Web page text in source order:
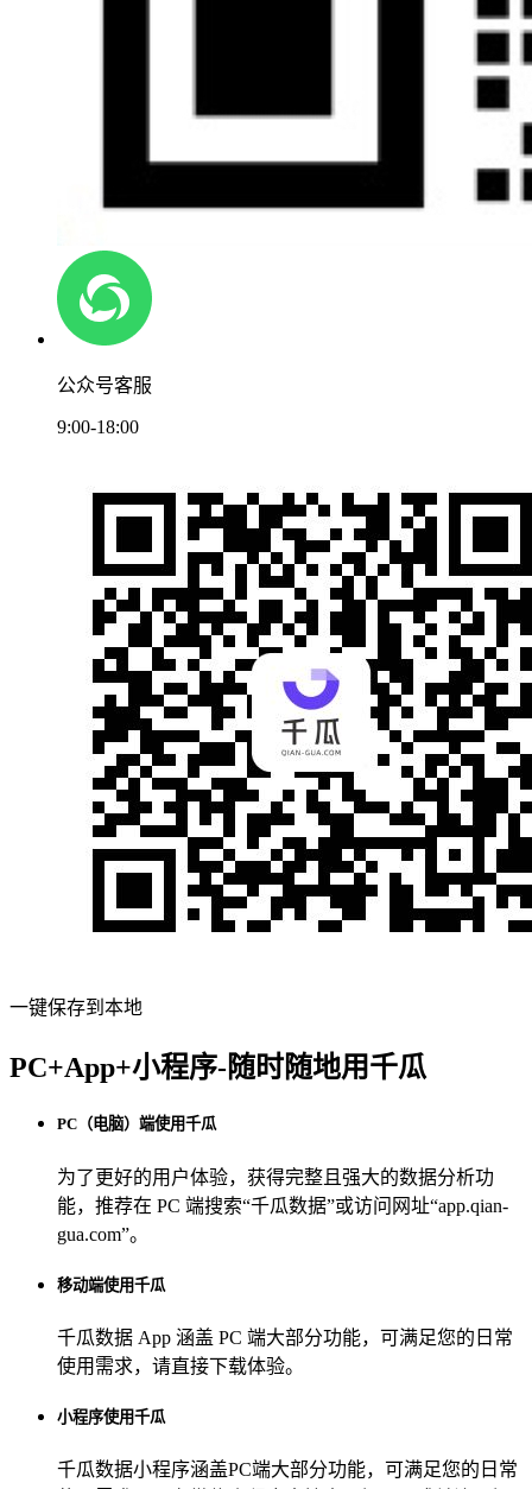
公众号客服
9:00-18:00
一键保存到本地
PC+App+小程序-随时随地用千瓜
PC（电脑）端使用千瓜
为了更好的用户体验，获得完整且强大的数据分析功
能，推荐在 PC 端搜索“千瓜数据”或访问网址“app.qian-
gua.com”。
移动端使用千瓜
千瓜数据 App 涵盖 PC 端大部分功能，可满足您的日常
使用需求，请直接下载体验。
小程序使用千瓜
千瓜数据小程序涵盖PC端大部分功能，可满足您的日常